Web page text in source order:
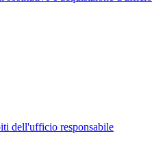
dell'ufficio responsabile